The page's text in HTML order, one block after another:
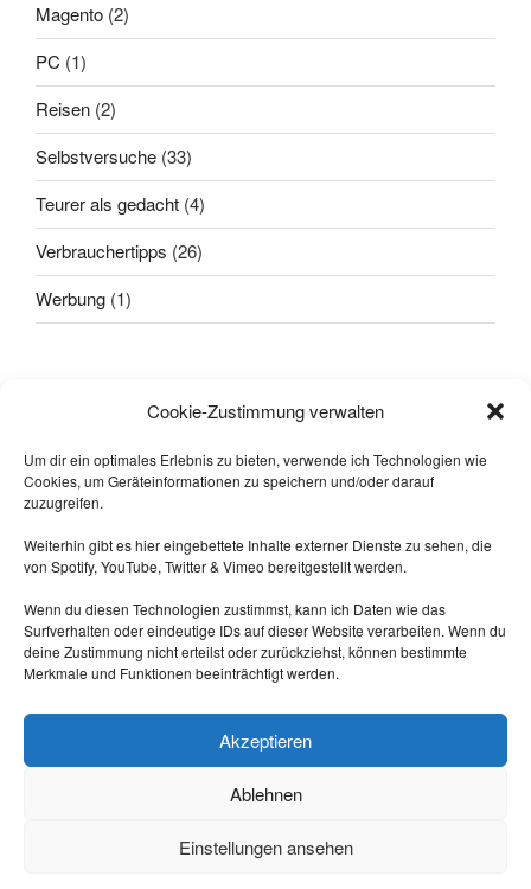
Cookie-Zustimmung verwalten
Um dir ein optimales Erlebnis zu bieten, verwende ich Technologien wie
Cookies, um Geräteinformationen zu speichern und/oder darauf
zuzugreifen.
Weiterhin gibt es hier eingebettete Inhalte externer Dienste zu sehen, die
von Spotify, YouTube, Twitter & Vimeo bereitgestellt werden.
Wenn du diesen Technologien zustimmst, kann ich Daten wie das
Surfverhalten oder eindeutige IDs auf dieser Website verarbeiten. Wenn du
deine Zustimmung nicht erteilst oder zurückziehst, können bestimmte
Merkmale und Funktionen beeinträchtigt werden.
Akzeptieren
Ablehnen
Einstellungen ansehen
Magento (2)
PC (1)
Reisen (2)
Selbstversuche (33)
Teurer als gedacht (4)
Verbrauchertipps (26)
Werbung (1)
Dann kam einer, der wusste das
https://nrw.social/@laberbla